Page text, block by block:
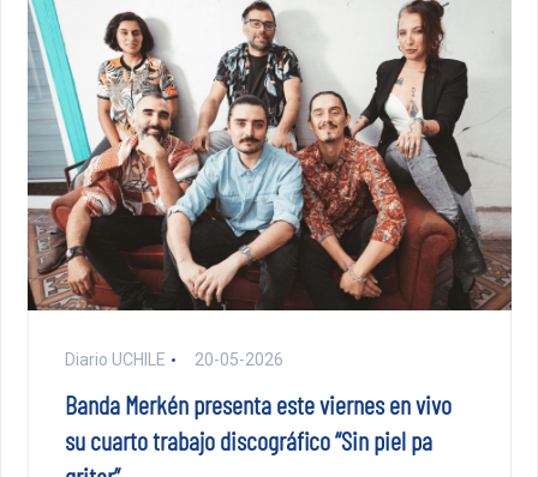
Diario UCHILE 20-05-2026
Banda Merkén presenta este viernes en vivo
su cuarto trabajo discográfico “Sin piel pa